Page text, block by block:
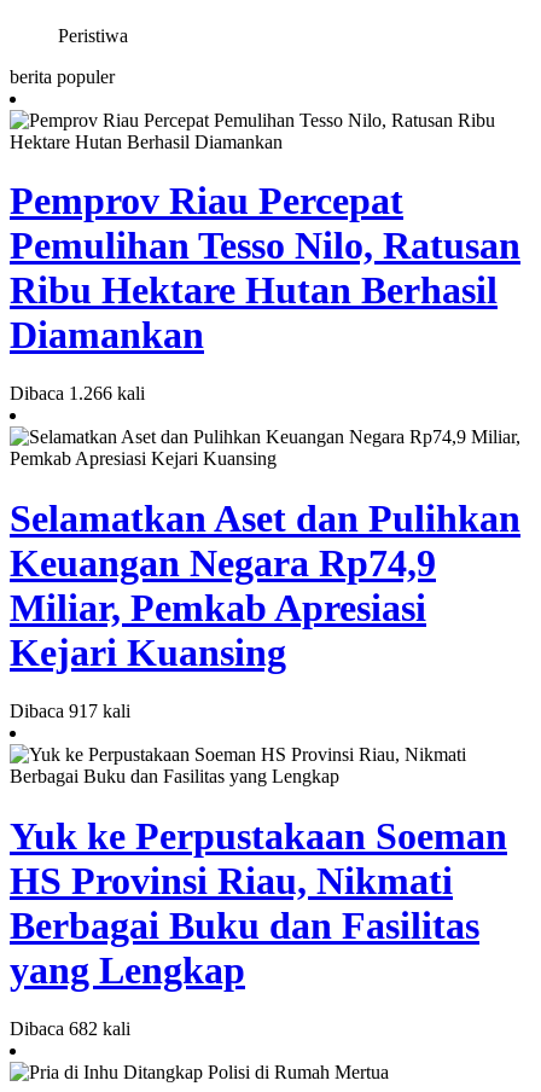
Peristiwa
berita populer
Pemprov Riau Percepat
Pemulihan Tesso Nilo, Ratusan
Ribu Hektare Hutan Berhasil
Diamankan
Dibaca 1.266 kali
Selamatkan Aset dan Pulihkan
Keuangan Negara Rp74,9
Miliar, Pemkab Apresiasi
Kejari Kuansing
Dibaca 917 kali
Yuk ke Perpustakaan Soeman
HS Provinsi Riau, Nikmati
Berbagai Buku dan Fasilitas
yang Lengkap
Dibaca 682 kali